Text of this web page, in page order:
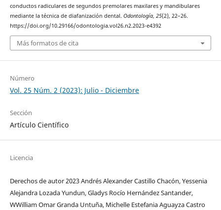
conductos radiculares de segundos premolares maxilares y mandibulares
mediante la técnica de diafanización dental. Odontología, 25(2), 22–26.
https://doi.org/10.29166/odontologia.vol26.n2.2023-e4392
Más formatos de cita
Número
Vol. 25 Núm. 2 (2023): Julio - Diciembre
Sección
Artículo Científico
Licencia
Derechos de autor 2023 Andrés Alexander Castillo Chacón, Yessenia
Alejandra Lozada Yundun, Gladys Rocío Hernández Santander,
WWilliam Omar Granda Untuña, Michelle Estefania Aguayza Castro